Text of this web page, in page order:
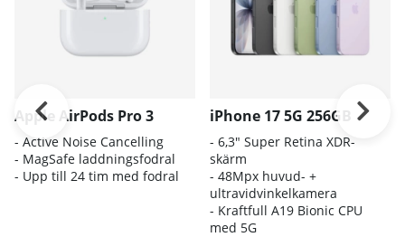
Apple AirPods Pro 3
- Active Noise Cancelling
- MagSafe laddningsfodral
- Upp till 24 tim med fodral
iPhone 17 5G 256GB
- 6,3" Super Retina XDR-
skärm
- 48Mpx huvud- +
ultravidvinkelkamera
- Kraftfull A19 Bionic CPU
med 5G